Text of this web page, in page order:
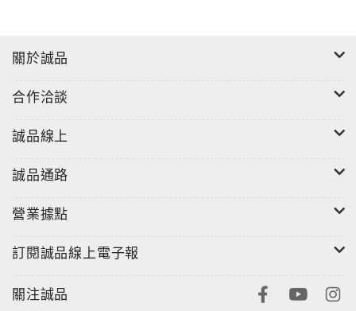
關於誠品
合作洽談
誠品線上
誠品通路
營業據點
訂閱誠品線上電子報
關注誠品